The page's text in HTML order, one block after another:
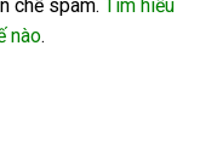
chế spam. Tìm hiểu
nào.